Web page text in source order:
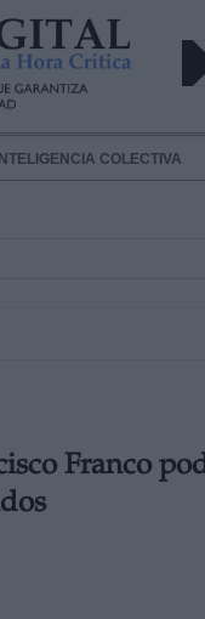
INTELIGENCIA COLECTIVA
Franco